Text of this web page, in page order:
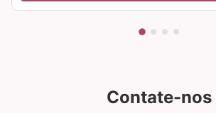
Contate-nos